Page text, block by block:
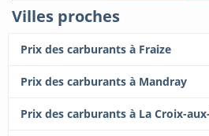
Villes proches
Prix des carburants à Fraize
Prix des carburants à Mandray
Prix des carburants à La Croix-